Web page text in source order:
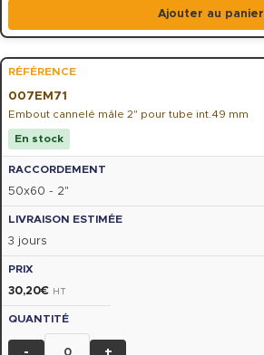
Ajouter au panier
007EM71
Embout cannelé mâle 2" pour tube int.49 mm
En stock
50x60 - 2"
3 jours
30,20€ HT